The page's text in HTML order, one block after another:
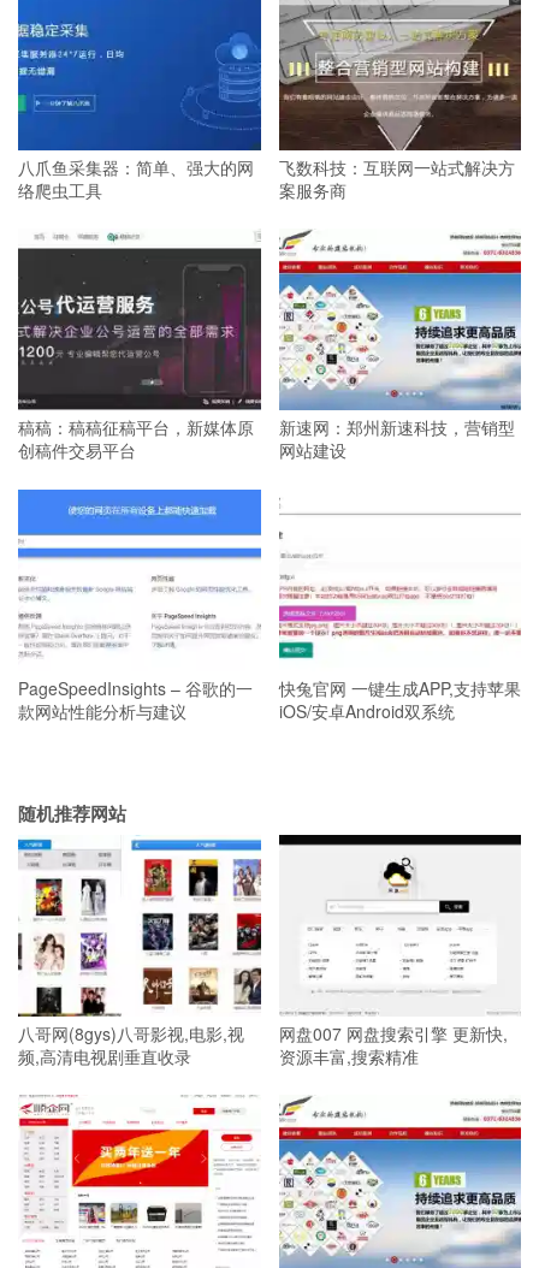
八爪鱼采集器：简单、强大的网
络爬虫工具
飞数科技：互联网一站式解决方
案服务商
稿稿：稿稿征稿平台，新媒体原
创稿件交易平台
新速网：郑州新速科技，营销型
网站建设
PageSpeedInsights – 谷歌的一
款网站性能分析与建议
快兔官网 一键生成APP,支持苹果
iOS/安卓Android双系统
随机推荐网站
八哥网(8gys)八哥影视,电影,视
频,高清电视剧垂直收录
网盘007 网盘搜索引擎 更新快,
资源丰富,搜索精准